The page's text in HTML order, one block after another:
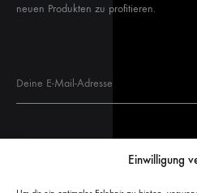
Einwilligung
neuen Produkten zu profitieren.
Glasschiebetüren